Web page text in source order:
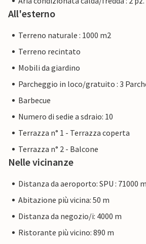
All'esterno
Terreno naturale : 1000 m2
Terreno recintato
Mobili da giardino
Parcheggio in loco/gratuito : 3
Barbecue
Numero di sedie a sdraio: 10
Terrazza n° 1 - Terrazza coperta
Terrazza n° 2 - Balcone
Nelle vicinanze
Distanza da aeroporto: SPU : 71000 m
Abitazione più vicina: 50 m
Distanza da negozio/i: 4000 m
Ristorante più vicino: 890 m